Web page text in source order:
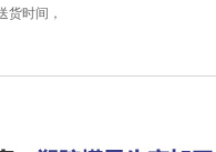
货时间，